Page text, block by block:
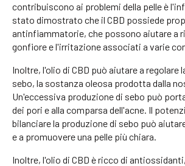
contribuiscono ai problemi della pelle è
stato dimostrato che il CBD possiede
antinfiammatorie, che possono aiutare a
gonfiore e l'irritazione associati a varie
Inoltre, l'olio di CBD può aiutare a regolare
sebo, la sostanza oleosa prodotta dalla
Un'eccessiva produzione di sebo può
dei pori e alla comparsa dell'acne. Il
bilanciare la produzione di sebo può
e a promuovere una pelle più chiara.
Inoltre, l'olio di CBD è ricco di